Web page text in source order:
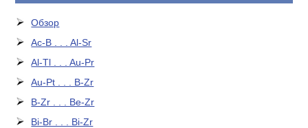
Обзор
Ac-B . . . Al-Sr
Al-Tl . . . Au-Pr
Au-Pt . . . B-Zr
B-Zr . . . Be-Zr
Bi-Br . . . Bi-Zr